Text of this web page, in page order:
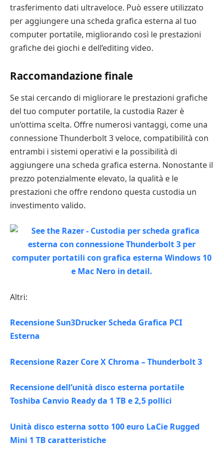
trasferimento dati ultraveloce. Può essere utilizzato
per aggiungere una scheda grafica esterna al tuo
computer portatile, migliorando così le prestazioni
grafiche dei giochi e dell’editing video.
Raccomandazione finale
Se stai cercando di migliorare le prestazioni grafiche
del tuo computer portatile, la custodia Razer è
un’ottima scelta. Offre numerosi vantaggi, come una
connessione Thunderbolt 3 veloce, compatibilità con
entrambi i sistemi operativi e la possibilità di
aggiungere una scheda grafica esterna. Nonostante il
prezzo potenzialmente elevato, la qualità e le
prestazioni che offre rendono questa custodia un
investimento valido.
Altri:
Recensione Sun3Drucker Scheda Grafica PCI
Esterna
Recensione Razer Core X Chroma – Thunderbolt 3
Recensione dell’unità disco esterna portatile
Toshiba Canvio Ready da 1 TB e 2,5 pollici
Unità disco esterna sotto 100 euro LaCie Rugged
Mini 1 TB caratteristiche